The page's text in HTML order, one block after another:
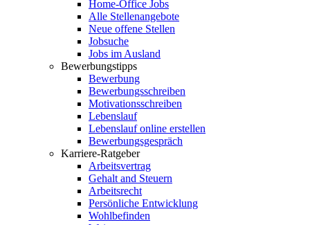
Home-Office Jobs
Alle Stellenangebote
Neue offene Stellen
Jobsuche
Jobs im Ausland
Bewerbungstipps
Bewerbung
Bewerbungsschreiben
Motivationsschreiben
Lebenslauf
Lebenslauf online erstellen
Bewerbungsgespräch
Karriere-Ratgeber
Arbeitsvertrag
Gehalt and Steuern
Arbeitsrecht
Persönliche Entwicklung
Wohlbefinden